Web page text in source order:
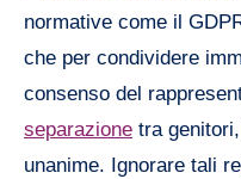
normative come il
che per condividere
consenso del
separazione tra
unanime. Ignorare tali